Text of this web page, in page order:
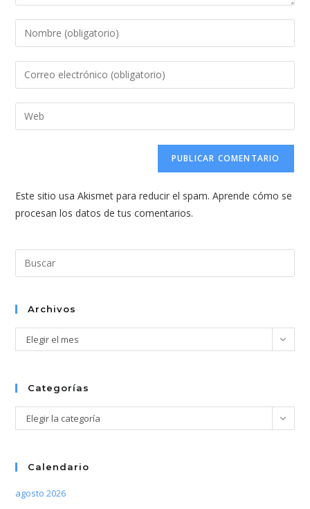
Introduce
tu
nombre
de
usuario
Introduce
tu
dirección
de
comentar
Introduce
la
web
(opcional)
Este sitio usa Akismet para reducir el spam.Aprende cómo se
procesan los datos de tus comentarios.
el
Archivos
Archivos
Elegir el mes
Categorías
Categorías
Elegir la categoría
Calendario
agosto 2026